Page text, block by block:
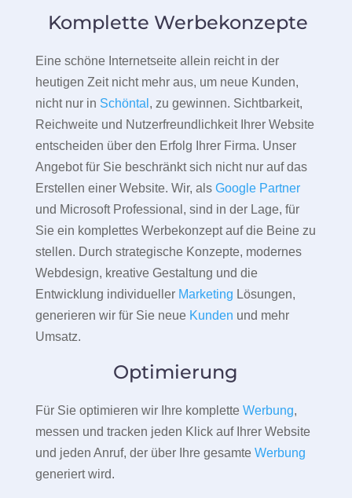
Komplette Werbekonzepte
Eine schöne Internetseite allein reicht in der
heutigen Zeit nicht mehr aus, um neue Kunden,
nicht nur in Schöntal , zu gewinnen. Sichtbarkeit,
Reichweite und Nutzerfreundlichkeit Ihrer Website
entscheiden über den Erfolg Ihrer Firma. Unser
Angebot für Sie beschränkt sich nicht nur auf das
Erstellen einer Website. Wir, als Google Partner
und Microsoft Professional, sind in der Lage, für
Sie ein komplettes Werbekonzept auf die Beine zu
stellen. Durch strategische Konzepte, modernes
Webdesign, kreative Gestaltung und die
Entwicklung individueller Marketing Lösungen,
generieren wir für Sie neue Kunden und mehr
Umsatz.
Optimierung
Für Sie optimieren wir Ihre komplette Werbung,
messen und tracken jeden Klick auf Ihrer Website
und jeden Anruf, der über Ihre gesamte Werbung
generiert wird.